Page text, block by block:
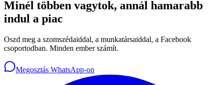
Minél többen vagytok, annál hamarabb
indul a piac
Oszd meg a szomszédaiddal, a munkatársaiddal, a Facebook
csoportodban. Minden ember számít.
Megosztás WhatsApp-on